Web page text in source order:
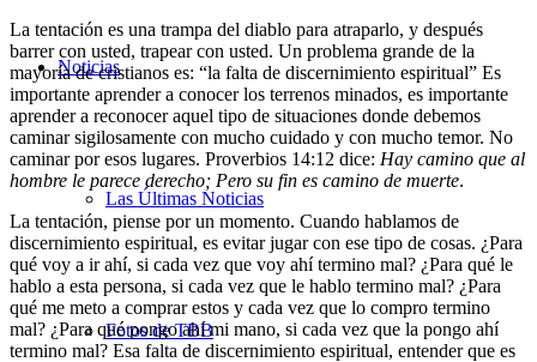
Noticias
Las Últimas Noticias
Fotos de TBB
La tentación es una trampa del diablo para atraparlo, y después
barrer con usted, trapear con usted. Un problema grande de la
mayoría de cristianos es: “la falta de discernimiento espiritual” Es
importante aprender a conocer los terrenos minados, es importante
aprender a reconocer aquel tipo de situaciones donde debemos
caminar sigilosamente con mucho cuidado y con mucho temor. No
caminar por esos lugares. Proverbios 14:12 dice: Hay camino que al
hombre le parece derecho; Pero su fin es camino de muerte.
La tentación, piense por un momento. Cuando hablamos de
discernimiento espiritual, es evitar jugar con ese tipo de cosas. ¿Para
qué voy a ir ahí, si cada vez que voy ahí termino mal? ¿Para qué le
hablo a esta persona, si cada vez que le hablo termino mal? ¿Para
qué me meto a comprar estos y cada vez que lo compro termino
mal? ¿Para qué pongo ahí mi mano, si cada vez que la pongo ahí
termino mal? Esa falta de discernimiento espiritual, entender que es